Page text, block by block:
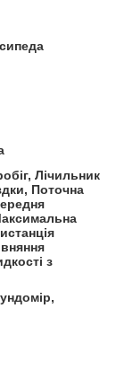
Лічильник
Поточна
з